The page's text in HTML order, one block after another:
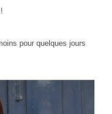
pour quelques jours